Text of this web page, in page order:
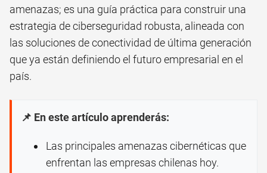
amenazas; es una guía práctica para construir una
estrategia de ciberseguridad robusta, alineada con
las soluciones de conectividad de última generación
que ya están definiendo el futuro empresarial en el
país.
📌 En este artículo aprenderás:
Las principales amenazas cibernéticas que
enfrentan las empresas chilenas hoy.